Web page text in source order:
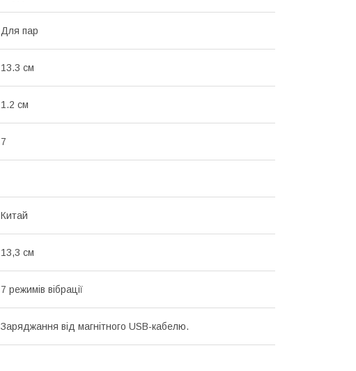
Для пар
13.3 см
1.2 см
7
Китай
13,3 см
7 режимів вібрації
Заряджання від магнітного USB-кабелю.